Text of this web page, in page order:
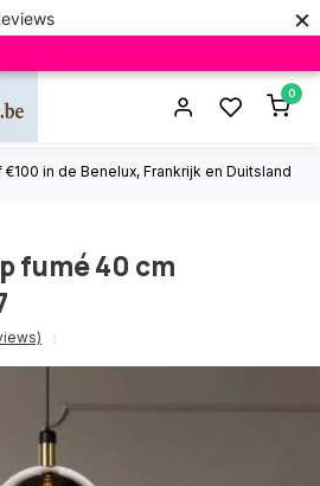
×
0
in de Benelux, Frankrijk en Duitsland
fumé 40 cm